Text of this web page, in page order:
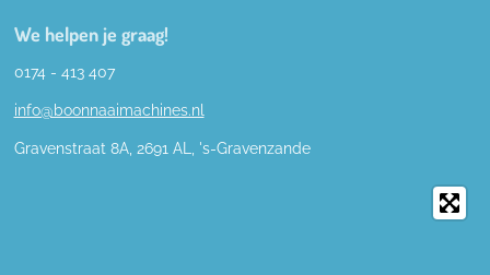
We helpen je graag!
0174 - 413 407
info@boonnaaimachines.nl
Gravenstraat 8A, 2691 AL, 's-Gravenzande